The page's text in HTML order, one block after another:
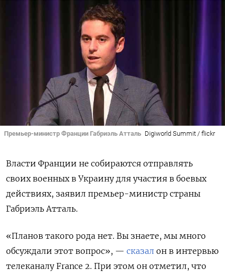
Премьер-министр Франции Габриэль Атталь Digiworld Summit / flickr
Власти Франции не собираются отправлять
своих военных в Украину для участия в боевых
действиях, заявил премьер-министр страны
Габриэль Атталь.
«Планов такого рода нет. Вы знаете, мы много
обсуждали этот вопрос», — сказал он в интервью
телеканалу France 2. При этом он отметил, что